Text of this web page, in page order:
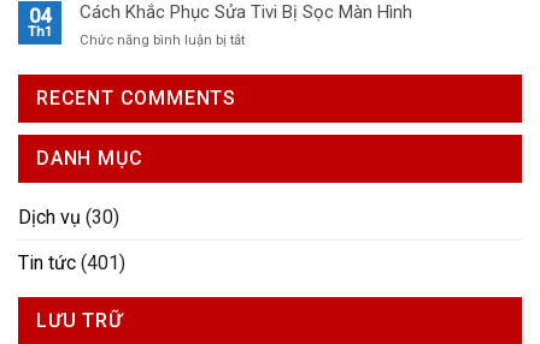
Khắc
Quả
Nào
Sửa
Tại
04
Th1
Cách Khắc Phục Sửa Tivi Bị Sọc Màn Hình
Chức năng bình luận bị tắtở
Sửa
Sọc
RECENT COMMENTS
DANH MỤC
Dịch vụ (30)
Tin tức (401)
LƯU TRỮ